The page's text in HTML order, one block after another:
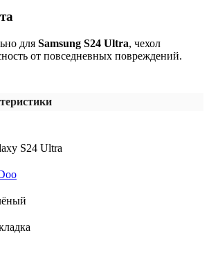
для Samsung S24 Ultra, чехол
от повседневных повреждений.
S24 Ultra